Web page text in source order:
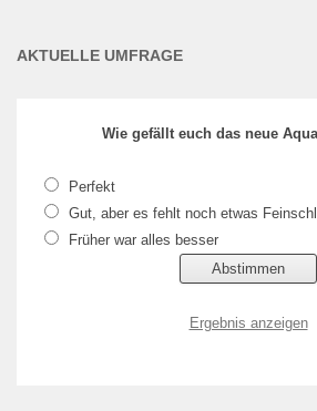
AKTUELLE UMFRAGE
Wie gefällt euch das neue
Perfekt
Gut, aber es fehlt noch etwas
Früher war alles besser
Ergebnis anzeigen